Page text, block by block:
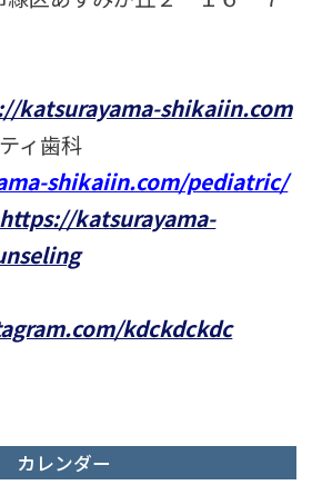
katsurayama-shikaiin.com
ィ歯科
shikaiin.com/pediatric/
https://katsurayama-
kdckdckdc
カレンダー